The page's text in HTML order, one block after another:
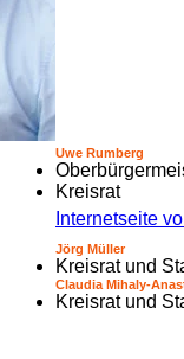
Uwe Rumberg
Kreisrat
Internetseite
Jörg Müller
Kreisrat und
Claudia Mihaly-
Kreisrat und